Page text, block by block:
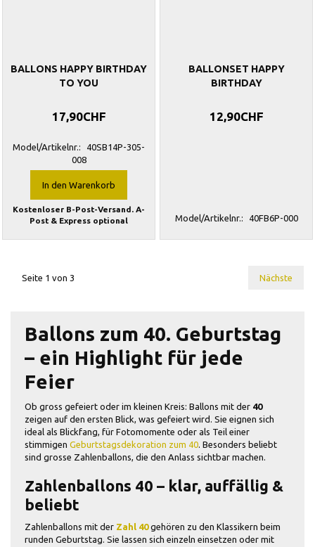
BALLONS HAPPY BIRTHDAY
TO YOU
17,90CHF
Model/Artikelnr.:
40SB14P-305-
008
In den Warenkorb
Kostenloser B-Post-Versand. A-
Post & Express optional
BALLONSET HAPPY
BIRTHDAY
12,90CHF
Model/Artikelnr.: 40FB6P-000
Seite 1 von 3 Nächste
Ballons zum 40. Geburtstag
– ein Highlight für jede
Feier
Ob gross gefeiert oder im kleinen Kreis: Ballons mit der 40
zeigen auf den ersten Blick, was gefeiert wird. Sie eignen sich
ideal als Blickfang, für Fotomomente oder als Teil einer
stimmigen Geburtstagsdekoration zum 40 . Besonders beliebt
sind grosse Zahlenballons, die den Anlass sichtbar machen.
Zahlenballons 40 – klar, auffällig &
beliebt
Zahlenballons mit der Zahl 40gehören zu den Klassikern beim
runden Geburtstag. Sie lassen sich einzeln einsetzen oder mit